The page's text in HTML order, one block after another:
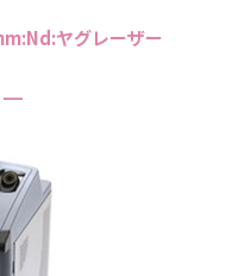
ヤグレーザー